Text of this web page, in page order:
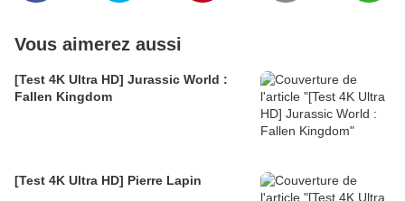
Vous aimerez aussi
[Test 4K Ultra HD] Jurassic World :
Fallen Kingdom
[Test 4K Ultra HD] Pierre Lapin